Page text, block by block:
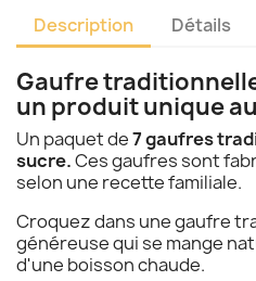
Description Détails
Gaufre
un produit unique
Un paquet de7 gaufres
sucre.Ces gaufres sont
selon une recette familiale.
Croquez dans une gaufre
généreuse qui se mange
d'une boisson chaude.